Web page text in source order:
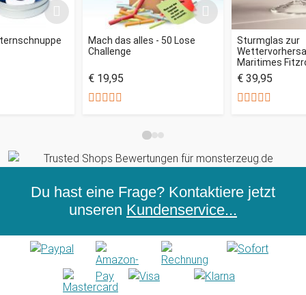
Mach das alles - 50 Lose
Challenge
€ 19,95
Sturmglas zur
Maritimes
€ 39,95
Du hast eine Frage? Kontaktiere jetzt
unseren Kundenservice...